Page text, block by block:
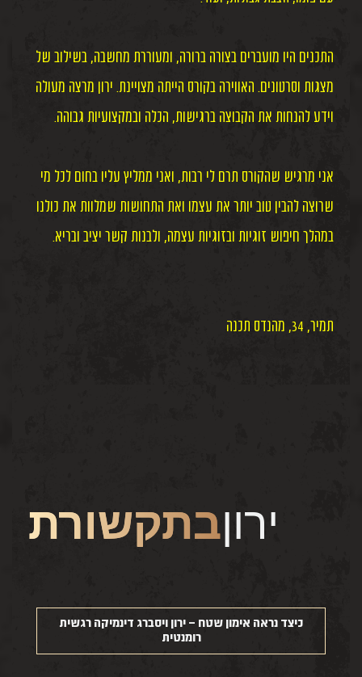
התכנים היו מועברים בצורה ברורה, ומעוררת מחשבה, בשילוב של
מצגות וסרטונים. האווירה בקורס הייתה מצויינת. ירון מרצה מעולה
וידע להנחות את הקבוצה ברגישות, הכלה ובמקצועיות גבוהה.
אני מרגיש שהקורס תרם לי רבות, ואני ממליץ עליו בחום לכל מי
שרוצה להבין טוב יותר את עצמו ואת התחושות שמלוות את כולנו
במהלך חיפוש זוגיות ובזוגיות עצמה, ולבנות קשר יציב ובריא.
תמיר, 34, מהנדס תכנה
בתקשורתירון
כיצד נראה אימון שטח – ירון ויסברג דינמיקה רגשית
רומנטית